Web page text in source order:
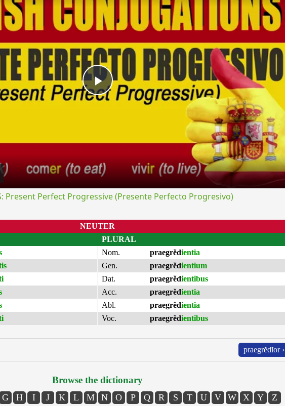
Play
Present Perfect Progressive (Presente Perfecto Progresivo)
NEUTER
PLURAL
Nom.
praegrĕdientia
Gen.
praegrĕdientium
Dat.
praegrĕdientibus
Acc.
praegrĕdientia
Abl.
praegrĕdientia
Voc.
praegrĕdientibus
praegrĕdĭor ›
Browse the dictionary
G H I J K L M N O P Q R S T U V W X Y Z